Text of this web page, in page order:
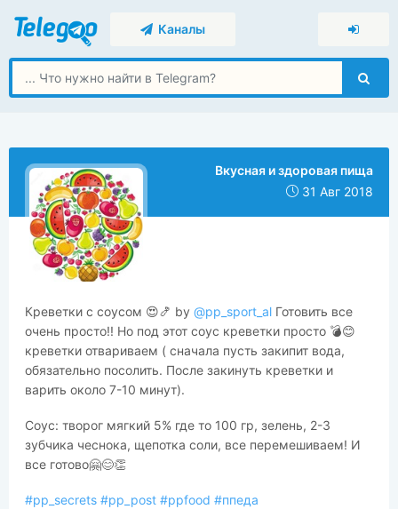
Каналы
Вкусная и здоровая пища
31 Авг 2018
‍Креветки с соусом 😍🍤 by @pp_sport_al Готовить все
очень просто!! Но под этот соус креветки просто 💣😊
креветки отвариваем ( сначала пусть закипит вода,
обязательно посолить. После закинуть креветки и
варить около 7-10 минут).
Соус: творог мягкий 5% где то 100 гр, зелень, 2-3
зубчика чеснока, щепотка соли, все перемешиваем! И
все готово🤗😊👏
#pp_secrets #pp_post #ppfood #ппеда